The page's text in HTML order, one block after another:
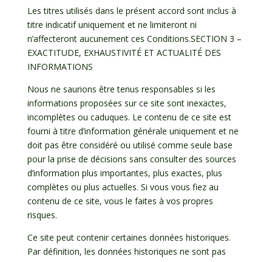
Les titres utilisés dans le présent accord sont inclus à
titre indicatif uniquement et ne limiteront ni
n’affecteront aucunement ces Conditions.SECTION 3 –
EXACTITUDE, EXHAUSTIVITÉ ET ACTUALITÉ DES
INFORMATIONS
Nous ne saurions être tenus responsables si les
informations proposées sur ce site sont inexactes,
incomplètes ou caduques. Le contenu de ce site est
fourni à titre d’information générale uniquement et ne
doit pas être considéré ou utilisé comme seule base
pour la prise de décisions sans consulter des sources
d’information plus importantes, plus exactes, plus
complètes ou plus actuelles. Si vous vous fiez au
contenu de ce site, vous le faites à vos propres
risques.
Ce site peut contenir certaines données historiques.
Par définition, les données historiques ne sont pas